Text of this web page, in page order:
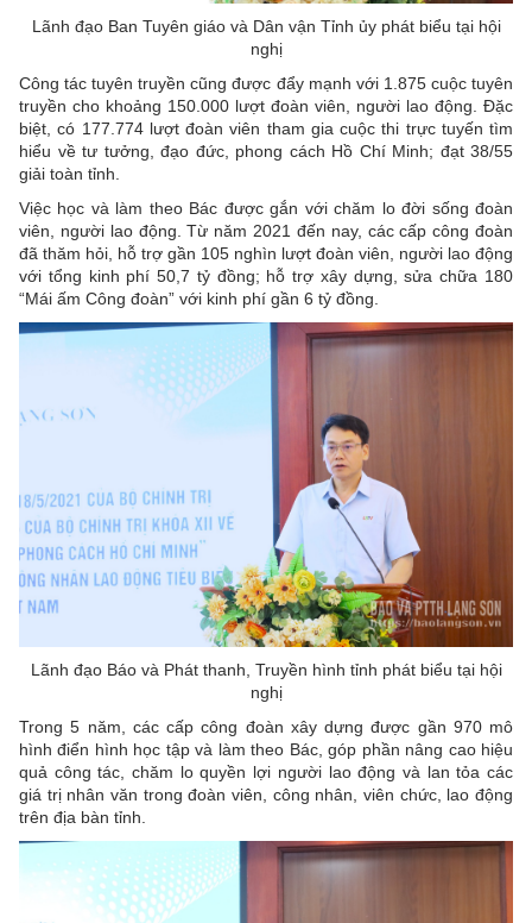
Lãnh đạo Ban Tuyên giáo và Dân vận Tỉnh ủy phát biểu tại hội
nghị
Công tác tuyên truyền cũng được đẩy mạnh với 1.875 cuộc tuyên
truyền cho khoảng 150.000 lượt đoàn viên, người lao động. Đặc
biệt, có 177.774 lượt đoàn viên tham gia cuộc thi trực tuyến tìm
hiểu về tư tưởng, đạo đức, phong cách Hồ Chí Minh; đạt 38/55
giải toàn tỉnh.
Việc học và làm theo Bác được gắn với chăm lo đời sống đoàn
viên, người lao động. Từ năm 2021 đến nay, các cấp công đoàn
đã thăm hỏi, hỗ trợ gần 105 nghìn lượt đoàn viên, người lao động
với tổng kinh phí 50,7 tỷ đồng; hỗ trợ xây dựng, sửa chữa 180
“Mái ấm Công đoàn” với kinh phí gần 6 tỷ đồng.
Lãnh đạo Báo và Phát thanh, Truyền hình tỉnh phát biểu tại hội
nghị
Trong 5 năm, các cấp công đoàn xây dựng được gần 970 mô
hình điển hình học tập và làm theo Bác, góp phần nâng cao hiệu
quả công tác, chăm lo quyền lợi người lao động và lan tỏa các
giá trị nhân văn trong đoàn viên, công nhân, viên chức, lao động
trên địa bàn tỉnh.